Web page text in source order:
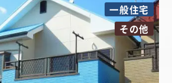
一般住宅
その他